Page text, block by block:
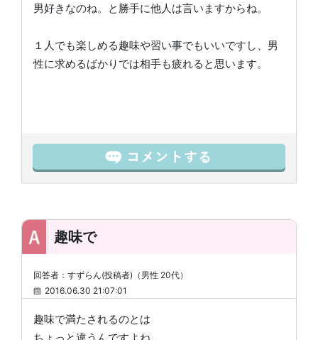
男好きなのね。と勝手に他人は言いますからね。
１人でも楽しめる趣味や習い事でもいいですし、男
性に求めるばかりでは相手も疲れると思います。
趣味で
回答者：すずらん(投稿者)（男性 20代）
2016.06.30 21:07:01
趣味で満たされるのとは